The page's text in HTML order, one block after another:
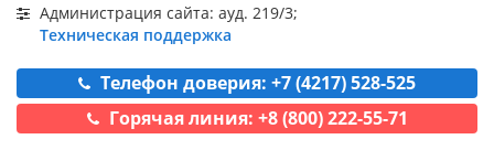
Администрация сайта: ауд. 219/3;
Техническая поддержка
Телефон доверия: +7 (4217) 528-525
Горячая линия: +8 (800) 222-55-71